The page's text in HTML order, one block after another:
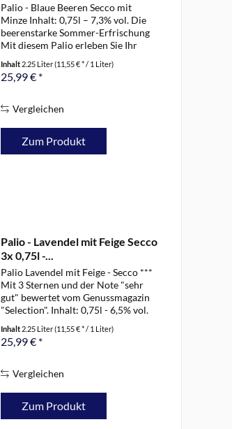
Palio - Blaue Beeren Secco mit
Minze Inhalt: 0,75l – 7,3% vol. Die
beerenstarke Sommer-Erfrischung
Mit diesem Palio erleben Sie Ihr
feinherbe Fruchtnoten von
vollreifen Brombeeren und
Inhalt 2.25 Liter(11,55 € * / 1 Liter)
25,99 € *
Vergleichen
Zum Produkt
Palio - Lavendel mit Feige Secco
3x 0,75l -...
Palio Lavendel mit Feige - Secco ***
Mit 3 Sternen und der Note "sehr
gut" bewertet vom Genussmagazin
"Selection". Inhalt: 0,75l - 6,5% vol.
mediterrane Fruchtgeschmack nach
saftig-vollreifen Feigen...
Inhalt 2.25 Liter(11,55 € * / 1 Liter)
25,99 € *
Vergleichen
Zum Produkt